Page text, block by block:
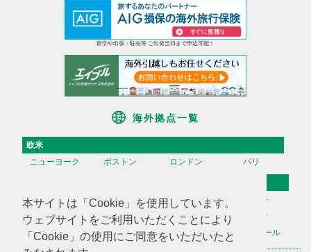
本サイトは「Cookie」を使用しています。
ウェブサイトをご利用いただくことにより
「Cookie」の使用にご同意をいただいたと
留学や出張・駐在等 ご出発当日まで申込可能！
海外拠点一覧
欧米
ニューヨーク
ボストン ロンドン パリ
香港
台湾 高雄
ソウル
天津
上海 蘇州
深セン
広州
ハノイ マニラ シンガポール